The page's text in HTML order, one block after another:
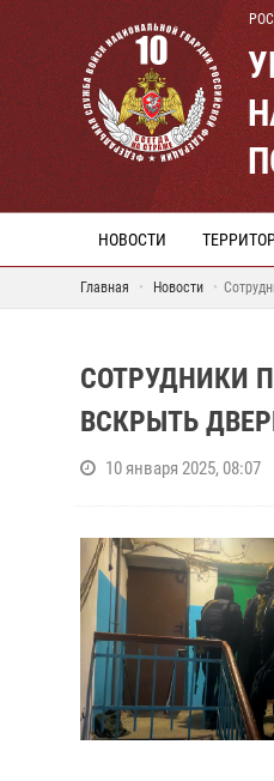
НОВОСТИ
Главная Новости
СОТРУДНИКИ
ВСКРЫТЬ
10 января 2025, 08:07